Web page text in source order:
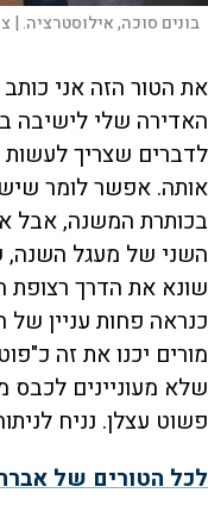
בונים סוכה, אילוסטרציה. |
את הטור הזה אני
האדירה שלי לישיבה
לדברים שצריך לעשות
אותה. אפשר לומר
בכותרת המשנה, אבל
השני של מעגל השנה,
שונא את הדרך רצופת
כנראה פחות עניין של
מורים יכנו את זה
שלא מעוניינים לכבס
פשוט עצלן. נניח
לכל הטורים של